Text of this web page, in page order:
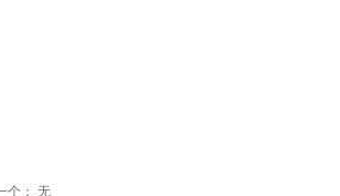
个： 无